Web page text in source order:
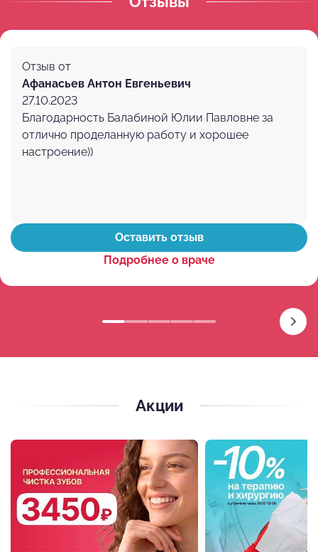
Отзыв от
Афанасьев Антон Евгеньевич
27.10.2023
Благодарность Балабиной Юлии Павловне за
отлично проделанную работу и хорошее
настроение))
Оставить отзыв
Подробнее о враче
Акции